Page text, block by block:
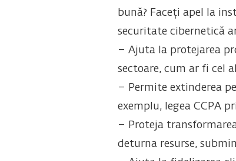
bună? Faceți apel la
securitate cibernetică
– Ajuta la protejarea
sectoare, cum ar fi cel
– Permite extinderea
exemplu, legea CCPA
– Proteja
deturna resurse,